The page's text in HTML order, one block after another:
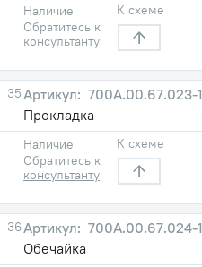
Наличие
Обратитесь к
консультанту
К схеме
35
700А.00.67.023-1
Прокладка
Наличие
Обратитесь к
консультанту
К схеме
36
700А.00.67.024-1
Обечайка